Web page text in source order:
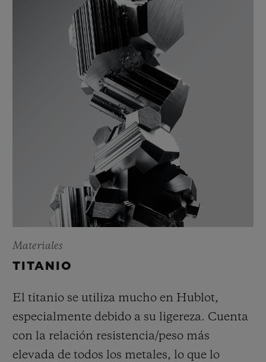
Materiales
TITANIO
El titanio se utiliza mucho en Hublot,
especialmente debido a su ligereza. Cuenta
con la relación resistencia/peso más
elevada de todos los metales, lo que lo